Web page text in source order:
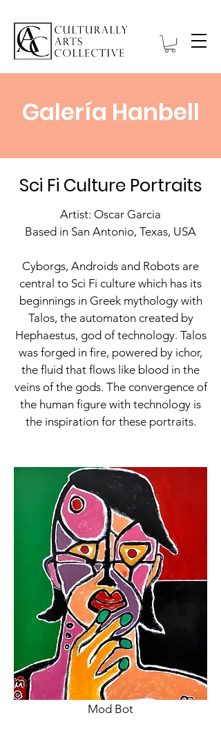
Galería Hanbell
This is a Title 01
Sci Fi Culture Portraits
Artist: Oscar Garcia
Based in San Antonio, Texas, USA
Cyborgs, Androids and Robots are
central to Sci Fi culture which has its
beginnings in Greek mythology with
Talos, the automaton created by
Hephaestus, god of technology. Talos
was forged in fire, powered by ichor,
the fluid that flows like blood in the
veins of the gods. The convergence of
the human figure with technology is
the inspiration for these portraits.
Mod Bot